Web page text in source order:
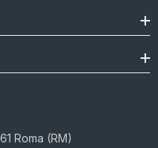
Roma (RM)